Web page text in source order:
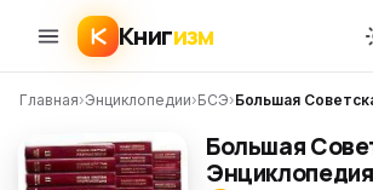
Книгизм
Главная›Энциклопедии›БСЭ›Большая
Большая